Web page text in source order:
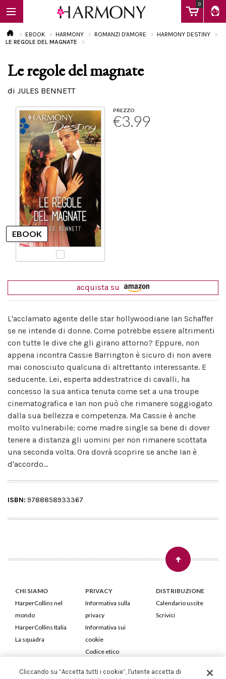
0
EBOOK
Calendario
EBOOK HARMONY ROMANZI D'AMORE
HARMONY DESTINY
LE REGOLE DEL MAGNATE
Le regole del magnate
di JULES BENNETT
PREZZO
€3.99
acquista su
L'acclamato agente delle star hollywoodiane Ian Schaffer
se ne intende di donne. Come potrebbe essere altrimenti
con tutte le dive che gli girano attorno? Eppure, non
appena incontra Cassie Barrington è sicuro di non avere
mai conosciuto qualcuna di altrettanto interessante. E
seducente. Lei, esperta addestratrice di cavalli, ha
concesso la sua antica tenuta come set a una troupe
cinematografica e Ian non può che rimanere soggiogato
dalla sua bellezza e competenza. Ma Cassie è anche
molto vulnerabile: come madre single sa bene di dover
tenere a distanza gli uomini per non rimanere scottata
una seconda volta. Ora dovrà scoprire se anche Ian è
d'accordo...
ISBN: 9788858933367
CHI SIAMO
HarperCollins nel
mondo
HarperCollins Italia
La squadra
PRIVACY
Informativa sulla
privacy
Informativa sui
cookie
Codice etico
DISTRIBUZIONE
Calendario uscite
Scrivici
HarperCollins Italia S.p.A. Viale Monte Nero, 84 - 20135 Milano
Cliccando su “Accetta tutti i cookie”, l'utente accetta di